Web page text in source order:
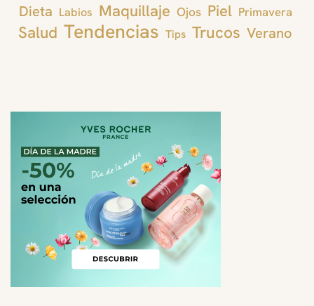
Dieta Labios Maquillaje Ojos Piel Primavera
Salud Tendencias Tips Trucos Verano